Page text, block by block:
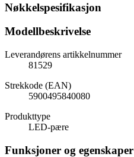
Nøkkelspesifikasjon
Modellbeskrivelse
Leverandørens artikkelnummer
81529
Strekkode (EAN)
5900495840080
Produkttype
LED-pære
Funksjoner og egenskaper